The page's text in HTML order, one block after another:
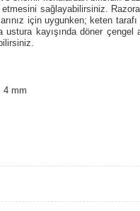
sağlayabilirsiniz. Razora
için uygunken; keten
kayışında döner çengel
4 mm